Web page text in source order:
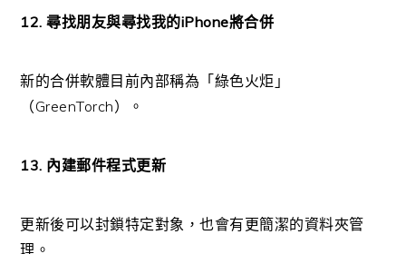
12. 尋找朋友與尋找我的iPhone將合併
新的合併軟體目前內部稱為「綠色火炬」
（GreenTorch）。
13. 內建郵件程式更新
更新後可以封鎖特定對象，也會有更簡潔的資料夾管
理。